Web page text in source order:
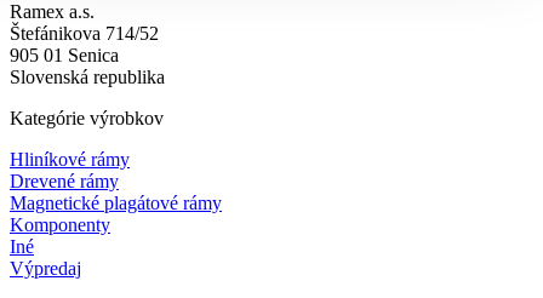
Ramex a.s.
Štefánikova 714/52
905 01 Senica
Slovenská republika
Kategórie výrobkov
Hliníkové rámy
Drevené rámy
Magnetické plagátové rámy
Komponenty
Iné
Výpredaj